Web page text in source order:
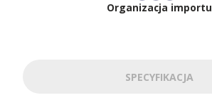
Organizacja importu
SPECYFIKACJA